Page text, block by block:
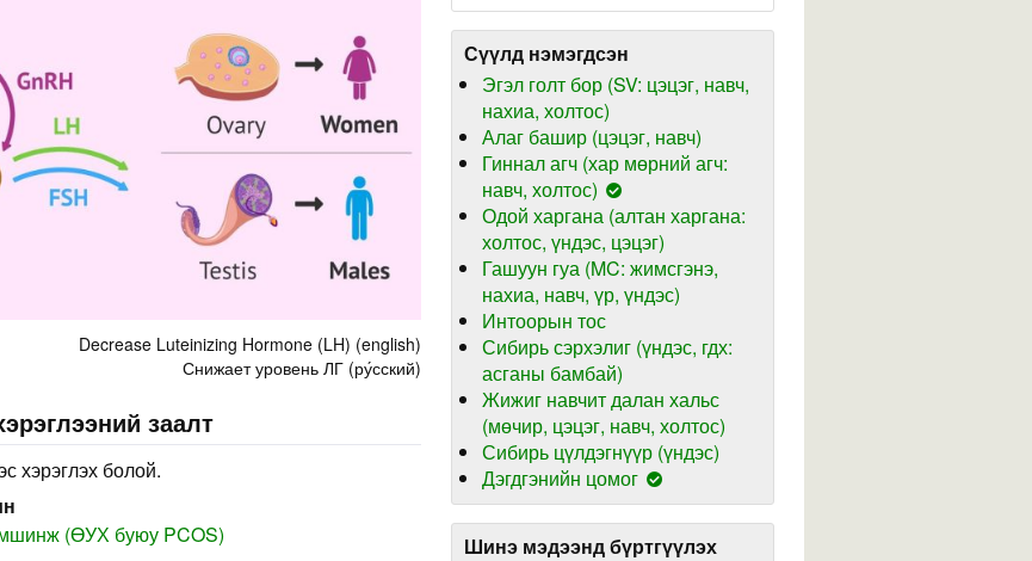
Decrease Luteinizing Hormone (LH) (english)
Снижает уровень ЛГ (ру́сский)
заалт
хэрэглэх болой.
(ӨУХ буюу PCOS)
Сүүлд нэмэгдсэн
Эгэл голт бор (SV: цэцэг, навч,
нахиа, холтос)
Алаг башир (цэцэг, навч)
Гиннал агч (хар мөрний агч:
навч, холтос)
Одой харгана (алтан харгана:
холтос, үндэс, цэцэг)
Гашуун гуа (MC: жимсгэнэ,
нахиа, навч, үр, үндэс)
Интоорын тос
Сибирь сэрхэлиг (үндэс, гдх:
асганы бамбай)
Жижиг навчит далан хальс
(мөчир, цэцэг, навч, холтос)
Сибирь цүлдэгнүүр (үндэс)
Дэгдгэнийн цомог
Шинэ мэдээнд бүртгүүлэх